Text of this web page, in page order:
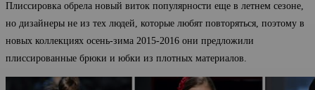
Плиссировка обрела новый виток популярности еще в летнем сезоне,
но дизайнеры не из тех людей, которые любят повторяться, поэтому в
новых коллекциях осень-зима 2015-2016 они предложили
плиссированные брюки и юбки из плотных материалов.